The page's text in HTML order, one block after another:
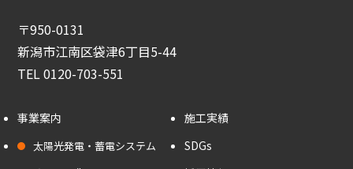
〒950-0131
新潟市江南区袋津6丁目5-44
TEL 0120-703-551
事業案内
太陽光発電・蓄電システム
施工実績
SDGs